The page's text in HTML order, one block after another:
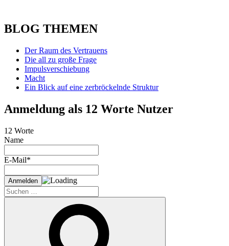
BLOG THEMEN
Der Raum des Vertrauens
Die all zu große Frage
Impulsverschiebung
Macht
Ein Blick auf eine zerbröckelnde Struktur
Anmeldung als 12 Worte Nutzer
12 Worte
Name
E-Mail*
Suche
nach: